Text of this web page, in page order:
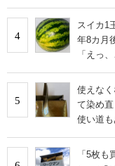
4
スイカ1
年8カ月
「えっ
5
使えな
て染め
使い道も
「5枚